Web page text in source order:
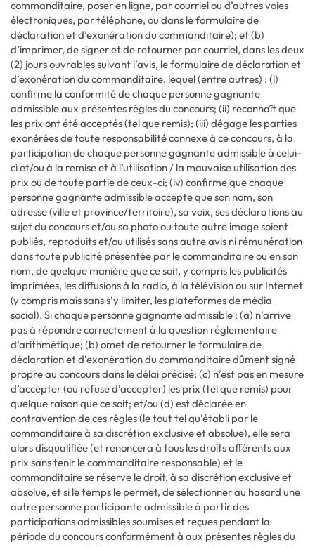
commanditaire, poser en ligne, par courriel ou d’autres voies
électroniques, par téléphone, ou dans le formulaire de
déclaration et d’exonération du commanditaire); et (b)
d’imprimer, de signer et de retourner par courriel, dans les deux
(2) jours ouvrables suivant l’avis, le formulaire de déclaration et
d’exonération du commanditaire, lequel (entre autres) : (i)
confirme la conformité de chaque personne gagnante
admissible aux présentes règles du concours; (ii) reconnaît que
les prix ont été acceptés (tel que remis); (iii) dégage les parties
exonérées de toute responsabilité connexe à ce concours, à la
participation de chaque personne gagnante admissible à celui-
ci et/ou à la remise et à l’utilisation / la mauvaise utilisation des
prix ou de toute partie de ceux-ci; (iv) confirme que chaque
personne gagnante admissible accepte que son nom, son
adresse (ville et province/territoire), sa voix, ses déclarations au
sujet du concours et/ou sa photo ou toute autre image soient
publiés, reproduits et/ou utilisés sans autre avis ni rémunération
dans toute publicité présentée par le commanditaire ou en son
nom, de quelque manière que ce soit, y compris les publicités
imprimées, les diffusions à la radio, à la télévision ou sur Internet
(y compris mais sans s’y limiter, les plateformes de média
social). Si chaque personne gagnante admissible : (a) n’arrive
pas à répondre correctement à la question réglementaire
d’arithmétique; (b) omet de retourner le formulaire de
déclaration et d’exonération du commanditaire dûment signé
propre au concours dans le délai précisé; (c) n’est pas en mesure
d’accepter (ou refuse d’accepter) les prix (tel que remis) pour
quelque raison que ce soit; et/ou (d) est déclarée en
contravention de ces règles (le tout tel qu’établi par le
commanditaire à sa discrétion exclusive et absolue), elle sera
alors disqualifiée (et renoncera à tous les droits afférents aux
prix sans tenir le commanditaire responsable) et le
commanditaire se réserve le droit, à sa discrétion exclusive et
absolue, et si le temps le permet, de sélectionner au hasard une
autre personne participante admissible à partir des
participations admissibles soumises et reçues pendant la
période du concours conformément à aux présentes règles du